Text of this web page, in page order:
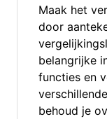
Maak het
door
belangrijke
functies en
behoud je